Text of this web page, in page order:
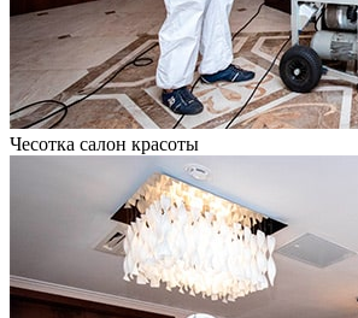
Чесотка салон красоты